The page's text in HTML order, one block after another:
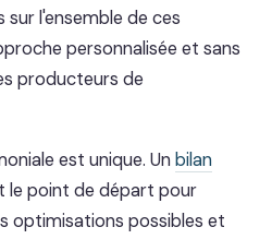
l'ensemble de ces
personnalisée et sans
producteurs de
est unique. Un bilan
le point de départ pour
optimisations possibles et